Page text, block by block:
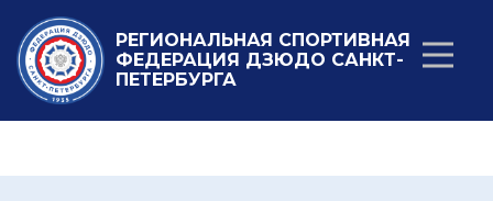
РЕГИОНАЛЬНАЯ СПОРТИВНАЯ
ФЕДЕРАЦИЯ ДЗЮДО САНКТ-
ПЕТЕРБУРГА